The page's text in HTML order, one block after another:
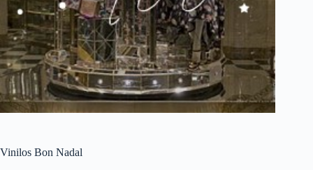
Vinilos Bon Nadal